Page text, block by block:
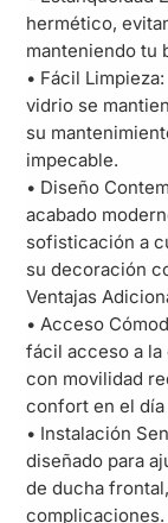
hermético,
manteniendo tu
• Fácil
vidrio se
su
impecable.
• Diseño
acabado
sofisticación a
su decoración
Ventajas
• Acceso
fácil acceso a la
con movilidad
confort en el día
• Instalación
diseñado para
de ducha
complicaciones.